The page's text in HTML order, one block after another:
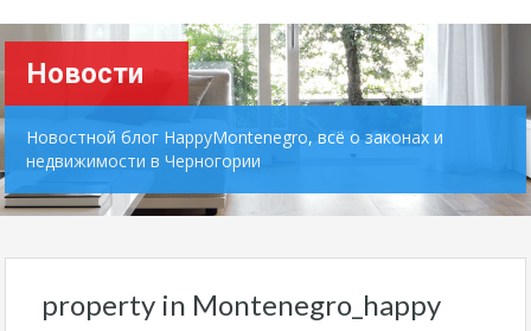
Новости
Новостной блог HappyMontenegro, всё о законах и
недвижимости в Черногории
property in Montenegro_happy